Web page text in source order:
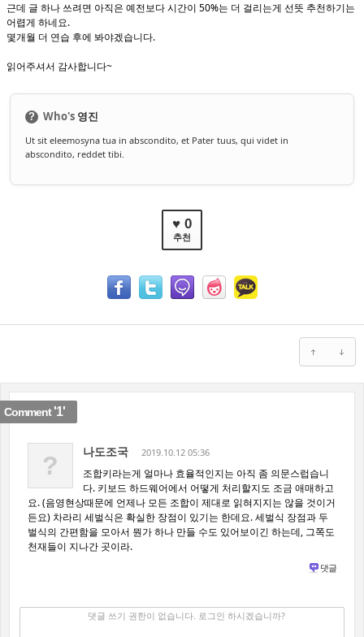
근데 글 하나 쓰려면 아직은 예전보다 시간이 50%는 더 걸리는게 선뜻 추천하기는
어렵게 하네요.
몇개월 더 연습 후에 봐야겠습니다.
읽어주셔서 감사합니다~
? Who's 영진
Ut sit eleemosyna tua in abscondito, et Pater tuus, qui videt in
abscondito, reddet tibi.
♥ 0
추천
Comment'1'
? 나도조국 2019.10.12 05:36
조합키라는게 얼마나 효율적인지는 아직 좀 의문스럽습니
다. 키보드 하드웨어에서 어떻게 처리할지도 조금 애매하고
요. (음영현상때문에 언제나 모든 조합이 제대로 읽혀지지는 않을 것이거
든요) 차라리 세벌식은 확실한 장점이 있기는 한데요. 세벌식 장점과 두
벌식의 간편함을 모아서 뭔가 하나 만들 수도 있어보이긴 하는데, 그쪽도
천재들이 지나간 곳이라.
댓글
댓글 쓰기 권한이 없습니다. 로그인 하시겠습니까?